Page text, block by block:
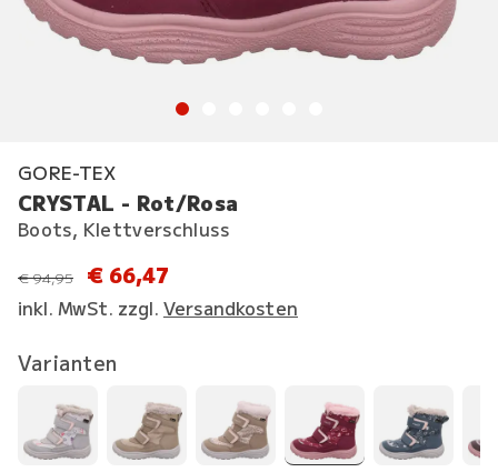
GORE-TEX
CRYSTAL - Rot/Rosa
Boots, Klettverschluss
statt
€ 94,95 € 66,47
inkl. MwSt. zzgl. Versandkosten
Varianten